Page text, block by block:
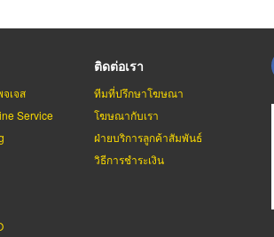
เจส
Service
ติดต่อเรา
ทีมที่ปรึกษาโฆษณา
โฆษณากับเรา
ฝ่ายบริการลูกค้าสัมพันธ์
วิธีการชำระเงิน